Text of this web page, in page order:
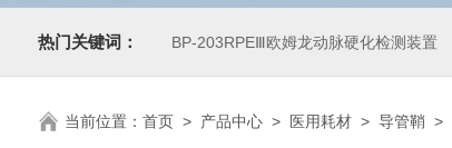
热门关键词： BP-203RPEⅢ欧姆龙动脉硬化检测装置
当前位置： 首页> 产品中心> 医用耗材> 导管鞘>